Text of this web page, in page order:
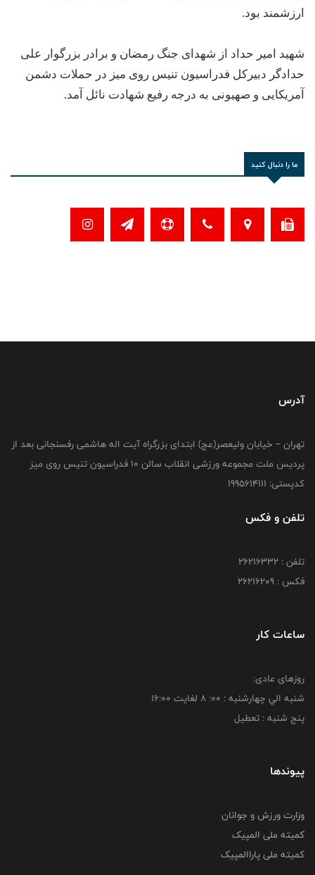
ارزشمند بود.
شهید امیر حداد از شهدای جنگ رمضان و برادر بزرگوار علی
حدادگر دبیرکل فدراسیون تنیس روی میز در حملات دشمن
آمریکایی و صهیونی به درجه رفیع شهادت نائل آمد.
ما را دنبال کنید
آدرس
تهران – خیابان ولیعصر(عج) ابتدای بزرگراه آیت اله هاشمی رفسنجانی بعد از
پردیس ملت مجموعه ورزشی انقلاب سالن 10 فدراسیون تنیس روی میز
کدپستی: 1995614111
تلفن و فکس
تلفن : 26216332
فکس : 26216209
ساعات کار
روزهای عادی:
شنبه الي چهارشنبه : 00: 8 لغايت 16:00
پنج شنبه : تعطیل
پیوندها
وزارت ورزش و جوانان
کمیته ملی المپیک
کمیته ملی پاراالمپیک